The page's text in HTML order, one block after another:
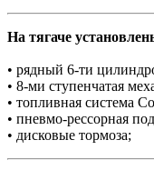
На тягаче
• рядный 6-ти
• 8-ми ступенчатая
• топливная система
• пневмо-рессорная
• дисковые тормоза;